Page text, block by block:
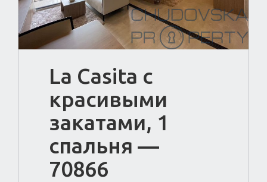
La Casita с
красивыми
закатами, 1
спальня —
70866